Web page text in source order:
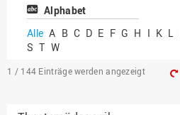
Wirtschafts- und
Sozialwissenschaften
Alphabet
Alle A B C D E F G H I K L
S T W
1 / 144 Einträge werden angezeigt